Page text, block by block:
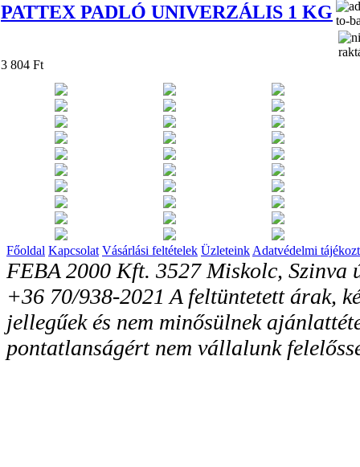
PATTEX PADLÓ UNIVERZÁLIS 1 KG
3 804 Ft
Főoldal Kapcsolat Vásárlási feltételek Üzleteink Adatvédelmi
FEBA 2000 Kft. 3527 Miskolc, Szinva
+36 70/938-2021 A feltüntetett árak,
jellegűek és nem minősülnek
pontatlanságért nem vállalunk